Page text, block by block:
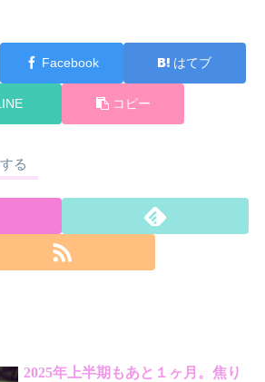
Facebook はてブ
コピー
る
2025年上半期もあと１ヶ月。焦り